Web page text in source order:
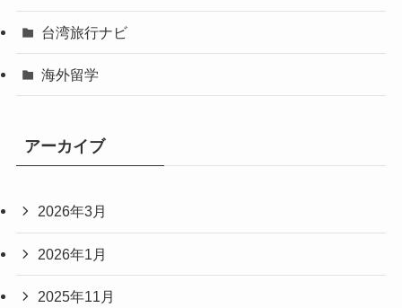
台湾旅行ナビ
海外留学
アーカイブ
2026年3月
2026年1月
2025年11月